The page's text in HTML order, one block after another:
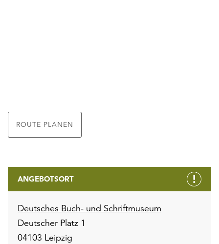
ROUTE PLANEN
ANGEBOTSORT
Deutsches Buch- und Schriftmuseum
Deutscher Platz 1
04103 Leipzig